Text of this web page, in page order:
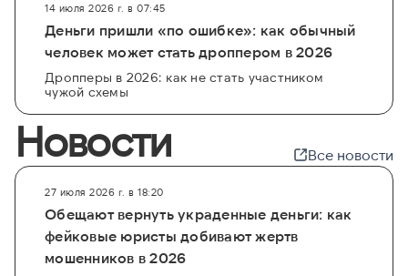
14 июля 2026 г. в 07:45
Деньги пришли «по ошибке»: как обычный
человек может стать дроппером в 2026
Дропперы в 2026: как не стать участником
чужой схемы
Новости Все новости
27 июля 2026 г. в 18:20
Обещают вернуть украденные деньги: как
фейковые юристы добивают жертв
мошенников в 2026